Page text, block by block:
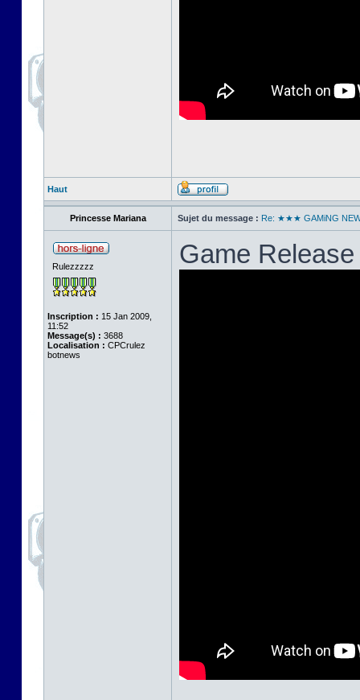
Haut
Princesse Mariana Sujet du message : Re: ★★★ GAMiNG
Rulezzzzz
Inscription : 15 Jan 2009,
11:52
Message(s) : 3688
Localisation : CPCrulez
botnews
Game